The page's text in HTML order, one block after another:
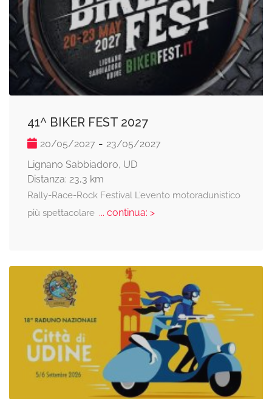
41^ BIKER FEST 2027
20/05/2027 - 23/05/2027
Lignano Sabbiadoro, UD
Distanza: 23,3 km
Rally-Race-Rock Festival L’evento motoradunistico
più spettacolare... continua: >